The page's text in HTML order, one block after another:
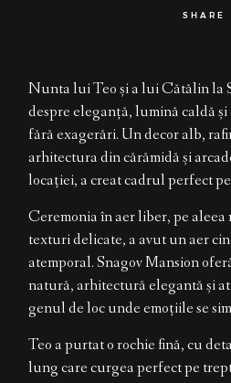
SHARE
Nunta lui Teo și a lui Cătălin la
despre eleganță, lumină caldă
fără exagerări. Un decor alb,
arhitectura din cărămidă și
locației, a creat cadrul perfect
Ceremonia în aer liber, pe
texturi delicate, a avut un aer
atemporal. Snagov Mansion
natură, arhitectură elegantă și
genul de loc unde emoțiile se
Teo a purtat o rochie fină, cu
lung care curgea perfect pe
RO